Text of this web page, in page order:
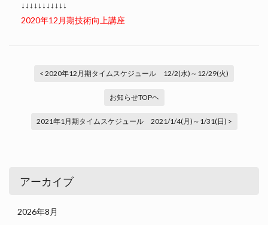
↓↓↓↓↓↓↓↓↓↓↓
2020年12月期技術向上講座
< 2020年12月期タイムスケジュール 12/2(水)～12/29(火)
お知らせTOPヘ
2021年1月期タイムスケジュール 2021/1/4(月)～1/31(日) >
アーカイブ
2026年8月